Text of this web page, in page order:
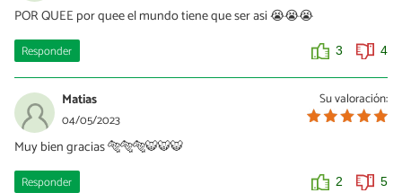
POR QUEE por quee el mundo tiene que ser asi 😭😭😭
Responder 3 4
Su valoración:
Matias
04/05/2023
Muy bien gracias 🐅🐅🐅🐯🐯🐯
Responder 2 5